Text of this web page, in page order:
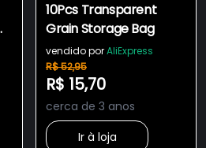
10Pcs Transparent
Grain Storage Bag
vendido porAliExpress
R$ 52,95
R$ 15,70
cerca de 3 anos
Ir à loja